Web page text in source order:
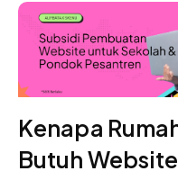
Kenapa
Butuh